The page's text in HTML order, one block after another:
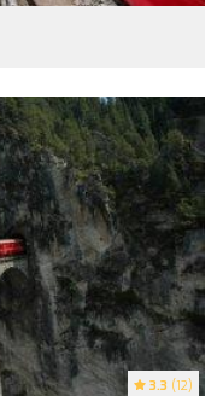
3.3 (12)